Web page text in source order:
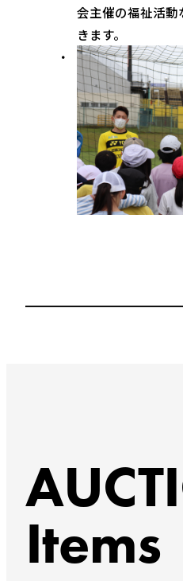
会主催の福祉活
きます。
Items